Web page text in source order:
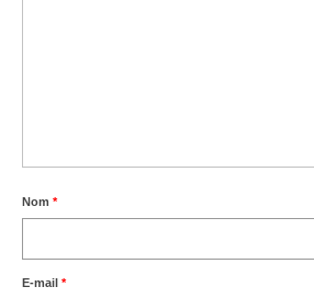
Nom *
E-mail *